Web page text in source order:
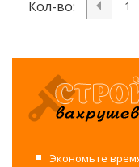
Кол-во:
Экономьте